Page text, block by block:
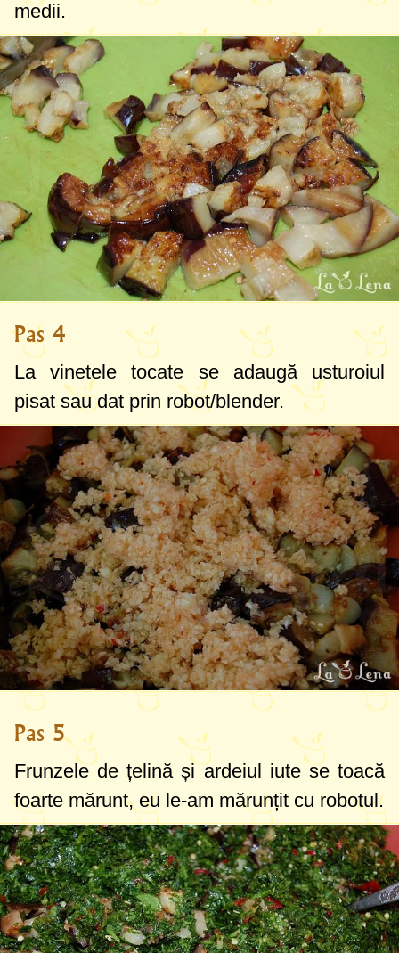
medii.
Pas 4
La vinetele tocate se adaugă usturoiul
pisat sau dat prin robot/blender.
Pas 5
Frunzele de țelină și ardeiul iute se toacă
foarte mărunt, eu le-am mărunțit cu robotul.